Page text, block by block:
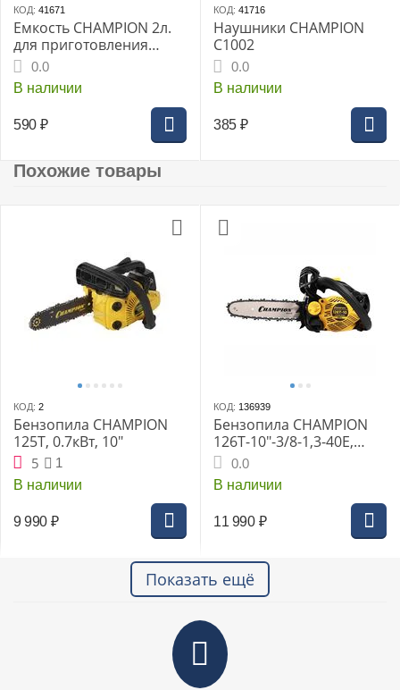
КОД: 41671
Емкость CHAMPION 2л.
для приготовления
топл.смеси (C1011)
0.0
В наличии
590 ₽
КОД: 41716
Наушники CHAMPION
C1002
0.0
В наличии
385 ₽
Похожие товары
КОД: 2
Бензопила CHAMPION
125T, 0.7кВт, 10"
5
1
В наличии
9 990 ₽
КОД: 136939
Бензопила CHAMPION
126T-10"-3/8-1,3-40E,
1,15кВт 25см3 2,4кг
0.0
В наличии
11 990 ₽
Показать ещё